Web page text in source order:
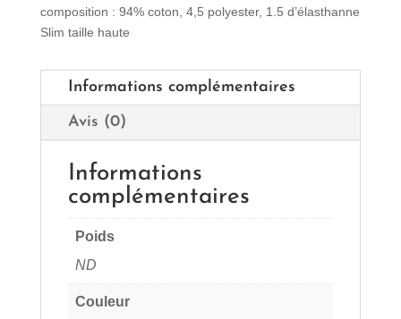
composition : 94% coton, 4,5 polyester, 1.5 d’élasthanne
Slim taille haute
Informations complémentaires
Avis (0)
Informations
complémentaires
Poids
ND
Couleur